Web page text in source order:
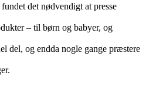
det nødvendigt at presse
– til børn og babyer, og
del, og endda nogle gange præstere